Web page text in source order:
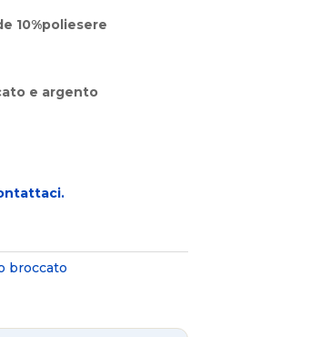
10%poliesere
e argento
broccato